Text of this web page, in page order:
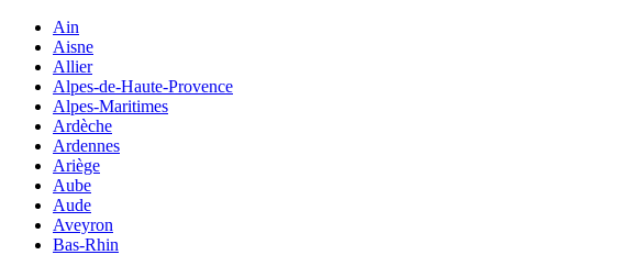
Ain
Aisne
Allier
Alpes-de-Haute-Provence
Alpes-Maritimes
Ardèche
Ardennes
Ariège
Aube
Aude
Aveyron
Bas-Rhin